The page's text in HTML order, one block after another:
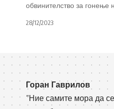
обвинителство за гонење
28/12/2023
Горан Гаврилов
“Ние самите мора да